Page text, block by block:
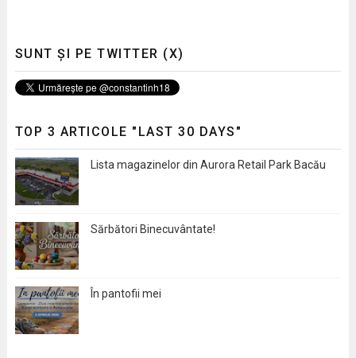
SUNT ȘI PE TWITTER (X)
TOP 3 ARTICOLE "LAST 30 DAYS"
Lista magazinelor din Aurora Retail Park Bacău
Sărbători Binecuvântate!
În pantofii mei